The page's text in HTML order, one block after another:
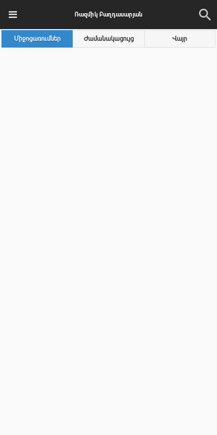
Ռազմիկ Բաղդասարյան
Միջոցառումներ Ժամանակացույց Վայր